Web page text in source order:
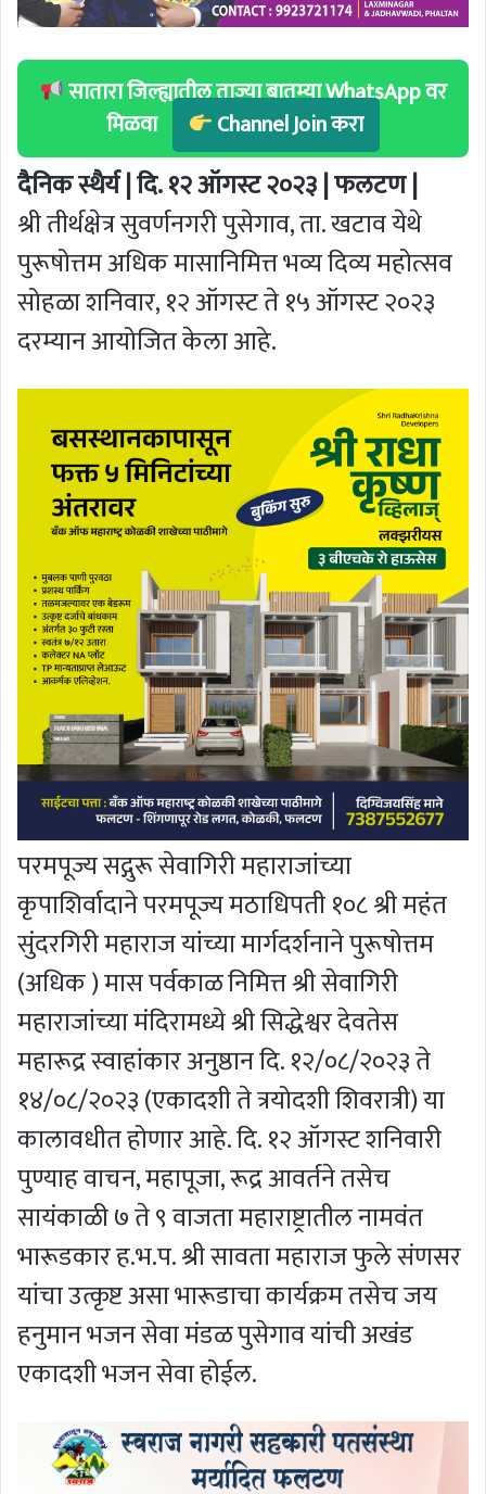
सातारा जिल्ह्यातील ताज्या बातम्या WhatsApp वर
मिळवा
Channel Join करा
दैनिक स्थैर्य | दि. १२ ऑगस्ट २०२३ | फलटण |
श्री तीर्थक्षेत्र सुवर्णनगरी पुसेगाव, ता. खटाव येथे
पुरूषोत्तम अधिक मासानिमित्त भव्य दिव्य महोत्सव
सोहळा शनिवार, १२ ऑगस्ट ते १५ ऑगस्ट २०२३
दरम्यान आयोजित केला आहे.
परमपूज्य सद्गुरू सेवागिरी महाराजांच्या
कृपाशिर्वादाने परमपूज्य मठाधिपती १०८ श्री महंत
सुंदरगिरी महाराज यांच्या मार्गदर्शनाने पुरूषोत्तम
(अधिक ) मास पर्वकाळ निमित्त श्री सेवागिरी
महाराजांच्या मंदिरामध्ये श्री सिद्धेश्वर देवतेस
महारूद्र स्वाहांकार अनुष्ठान दि. १२/०८/२०२३ ते
१४/०८/२०२३ (एकादशी ते त्रयोदशी शिवरात्री) या
कालावधीत होणार आहे. दि. १२ ऑगस्ट शनिवारी
पुण्याह वाचन, महापूजा, रूद्र आवर्तने तसेच
सायंकाळी ७ ते ९ वाजता महाराष्ट्रातील नामवंत
भारूडकार ह.भ.प. श्री सावता महाराज फुले संणसर
यांचा उत्कृष्ट असा भारूडाचा कार्यक्रम तसेच जय
हनुमान भजन सेवा मंडळ पुसेगाव यांची अखंड
एकादशी भजन सेवा होईल.